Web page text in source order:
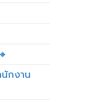
กงาน